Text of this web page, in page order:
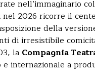
nell’immaginario
2026 ricorre il
della
di irresistibile
la Compagnia
internazionale a